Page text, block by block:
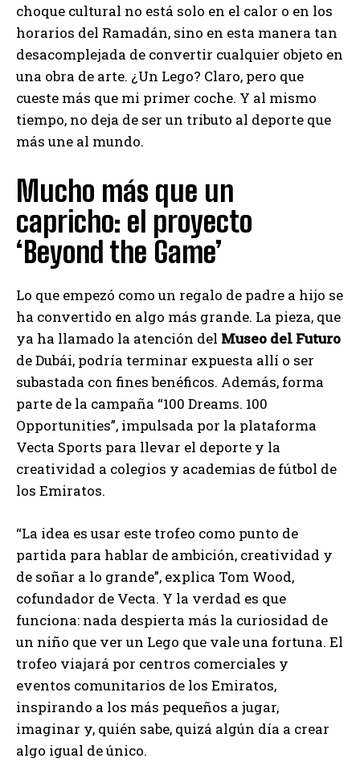
choque cultural no está solo en el calor o en los
horarios del Ramadán, sino en esta manera tan
desacomplejada de convertir cualquier objeto en
una obra de arte. ¿Un Lego? Claro, pero que
cueste más que mi primer coche. Y al mismo
tiempo, no deja de ser un tributo al deporte que
más une al mundo.
Mucho más que un
capricho: el proyecto
‘Beyond the Game’
Lo que empezó como un regalo de padre a hijo se
ha convertido en algo más grande. La pieza, que
ya ha llamado la atención del Museo del Futuro
de Dubái, podría terminar expuesta allí o ser
subastada con fines benéficos. Además, forma
parte de la campaña “100 Dreams. 100
Opportunities”, impulsada por la plataforma
Vecta Sports para llevar el deporte y la
creatividad a colegios y academias de fútbol de
los Emiratos.
“La idea es usar este trofeo como punto de
partida para hablar de ambición, creatividad y
de soñar a lo grande”, explica Tom Wood,
cofundador de Vecta. Y la verdad es que
funciona: nada despierta más la curiosidad de
un niño que ver un Lego que vale una fortuna. El
trofeo viajará por centros comerciales y
eventos comunitarios de los Emiratos,
inspirando a los más pequeños a jugar,
imaginar y, quién sabe, quizá algún día a crear
algo igual de único.